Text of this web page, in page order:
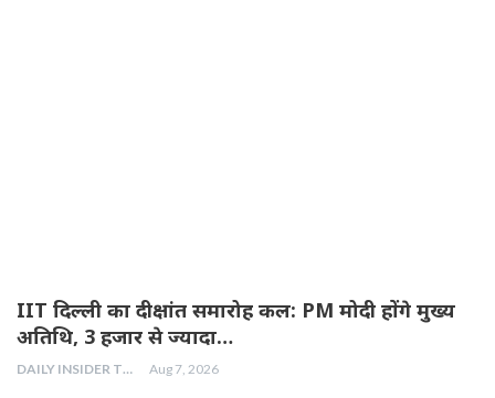
IIT दिल्ली का दीक्षांत समारोह कल: PM मोदी होंगे मुख्य
अतिथि, 3 हजार से ज्यादा…
DAILY INSIDER TEAM Aug 7, 2026